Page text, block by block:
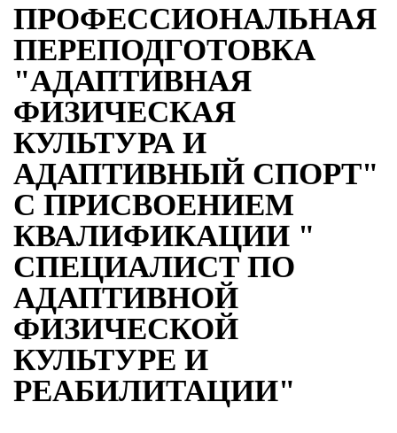
ПРОФЕССИОНАЛЬНАЯ
ПЕРЕПОДГОТОВКА
"АДАПТИВНАЯ
ФИЗИЧЕСКАЯ
КУЛЬТУРА И
АДАПТИВНЫЙ СПОРТ"
С ПРИСВОЕНИЕМ
КВАЛИФИКАЦИИ "
СПЕЦИАЛИСТ ПО
АДАПТИВНОЙ
ФИЗИЧЕСКОЙ
КУЛЬТУРЕ И
РЕАБИЛИТАЦИИ"